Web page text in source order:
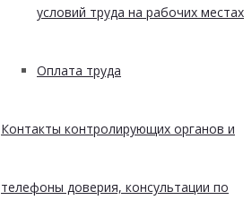
условий труда на рабочих местах
Оплата труда
Контакты контролирующих органов и
телефоны доверия, консультации по